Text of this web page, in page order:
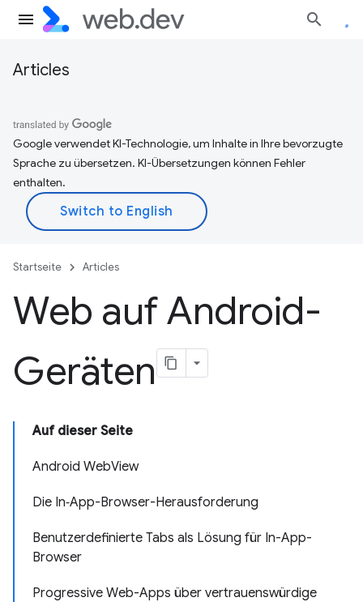
Articles
Google verwendet KI-Technologie, um Inhalte in Ihre bevorzugte
Sprache zu übersetzen. KI-Übersetzungen können Fehler
enthalten.
Startseite Articles
Web auf Android-
Geräten
Auf dieser Seite
Android WebView
Die In‑App-Browser-Herausforderung
Benutzerdefinierte Tabs als Lösung für In-App-
Browser
Progressive Web-Apps über vertrauenswürdige